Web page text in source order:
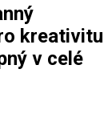
kreativitu
v celé